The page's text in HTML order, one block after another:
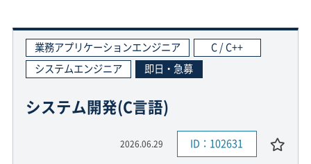
業務アプリケーションエンジニア
C / C++
システムエンジニア
即日・急募
システム開発(C言語)
2026.06.29 ID：102631